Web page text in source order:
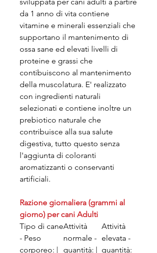
da 1 anno di vita contiene
vitamine e minerali essenziali che
supportano il mantenimento di
ossa sane ed elevati livelli di
proteine e grassi che
contibuiscono al mantenimento
della muscolatura. E' realizzato
con ingredienti naturali
selezionati e contiene inoltre un
prebiotico naturale che
contribuisce alla sua salute
digestiva, tutto questo senza
l'aggiunta di coloranti
aromatizzanti o conservanti
artificiali.
Razione giornaliera (grammi al
giorno) per cani Adulti
Tipo di cane
- Peso
corporeo: |
Attività
normale -
quantità: |
Attività
elevata -
quantità: